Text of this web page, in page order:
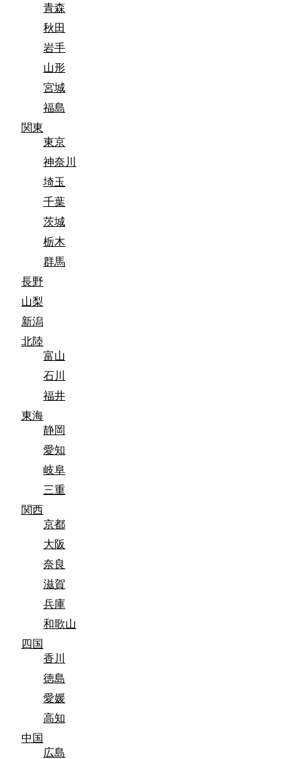
青森
秋田
岩手
山形
宮城
福島
関東
東京
神奈川
埼玉
千葉
茨城
栃木
群馬
長野
山梨
新潟
北陸
富山
石川
福井
東海
静岡
愛知
岐阜
三重
関西
京都
大阪
奈良
滋賀
兵庫
和歌山
四国
香川
徳島
愛媛
高知
中国
広島